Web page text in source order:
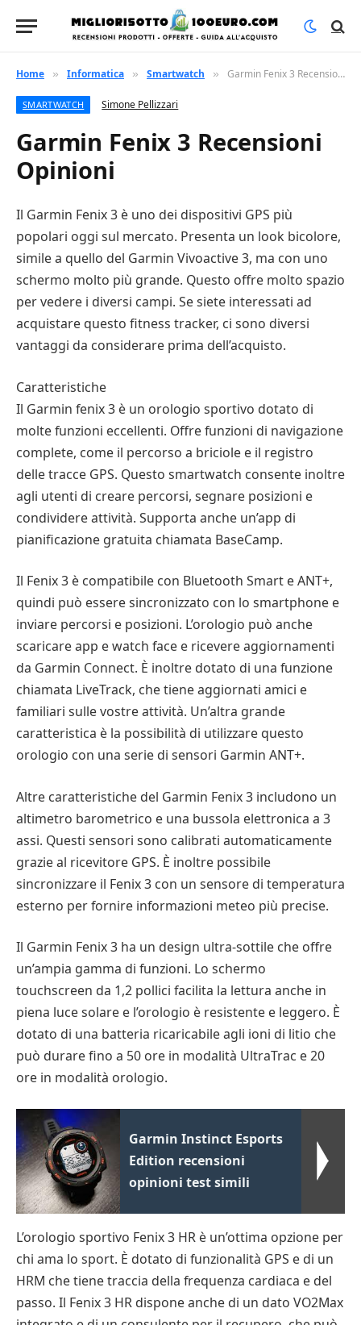
Home » Informatica » Smartwatch » Garmin Fenix 3 Recensioni Opinioni
SMARTWATCH Simone Pellizzari
Garmin Fenix 3 Recensioni
Opinioni
Il Garmin Fenix 3 è uno dei dispositivi GPS più
popolari oggi sul mercato. Presenta un look bicolore,
simile a quello del Garmin Vivoactive 3, ma con uno
schermo molto più grande. Questo offre molto spazio
per vedere i diversi campi. Se siete interessati ad
acquistare questo fitness tracker, ci sono diversi
vantaggi da considerare prima dell’acquisto.
Caratteristiche
Il Garmin fenix 3 è un orologio sportivo dotato di
molte funzioni eccellenti. Offre funzioni di navigazione
complete, come il percorso a briciole e il registro
delle tracce GPS. Questo smartwatch consente inoltre
agli utenti di creare percorsi, segnare posizioni e
condividere attività. Supporta anche un’app di
pianificazione gratuita chiamata BaseCamp.
Il Fenix 3 è compatibile con Bluetooth Smart e ANT+,
quindi può essere sincronizzato con lo smartphone e
inviare percorsi e posizioni. L’orologio può anche
scaricare app e watch face e ricevere aggiornamenti
da Garmin Connect. È inoltre dotato di una funzione
chiamata LiveTrack, che tiene aggiornati amici e
familiari sulle vostre attività. Un’altra grande
caratteristica è la possibilità di utilizzare questo
orologio con una serie di sensori Garmin ANT+.
Altre caratteristiche del Garmin Fenix 3 includono un
altimetro barometrico e una bussola elettronica a 3
assi. Questi sensori sono calibrati automaticamente
grazie al ricevitore GPS. È inoltre possibile
sincronizzare il Fenix 3 con un sensore di temperatura
esterno per fornire informazioni meteo più precise.
Il Garmin Fenix 3 ha un design ultra-sottile che offre
un’ampia gamma di funzioni. Lo schermo
touchscreen da 1,2 pollici facilita la lettura anche in
piena luce solare e l’orologio è resistente e leggero. È
dotato di una batteria ricaricabile agli ioni di litio che
può durare fino a 50 ore in modalità UltraTrac e 20
ore in modalità orologio.
Garmin Instinct Esports
Edition recensioni
opinioni test simili
L’orologio sportivo Fenix 3 HR è un’ottima opzione per
chi ama lo sport. È dotato di funzionalità GPS e di un
HRM che tiene traccia della frequenza cardiaca e del
passo. Il Fenix 3 HR dispone anche di un dato VO2Max